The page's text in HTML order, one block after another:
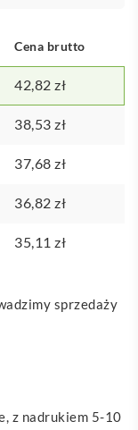
Cena brutto
42,82 zł
38,53 zł
37,68 zł
36,82 zł
35,11 zł
sprzedaży
z nadrukiem 5-10